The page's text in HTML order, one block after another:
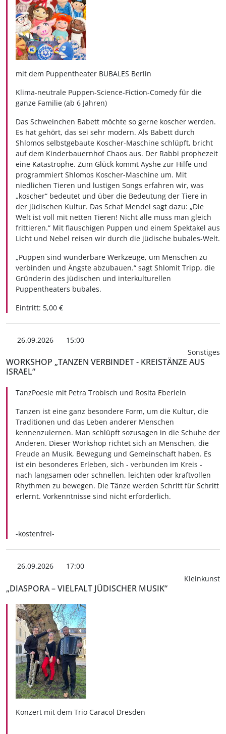
mit dem Puppentheater BUBALES Berlin
Klima-neutrale Puppen-Science-Fiction-Comedy für die
ganze Familie (ab 6 Jahren)
Das Schweinchen Babett möchte so gerne koscher werden.
Es hat gehört, das sei sehr modern. Als Babett durch
Shlomos selbstgebaute Koscher-Maschine schlüpft, bricht
auf dem Kinderbauernhof Chaos aus. Der Rabbi prophezeit
eine Katastrophe. Zum Glück kommt Ayshe zur Hilfe und
programmiert Shlomos Koscher-Maschine um. Mit
niedlichen Tieren und lustigen Songs erfahren wir, was
„koscher“ bedeutet und über die Bedeutung der Tiere in
der jüdischen Kultur. Das Schaf Mendel sagt dazu: „Die
Welt ist voll mit netten Tieren! Nicht alle muss man gleich
frittieren.“ Mit flauschigen Puppen und einem Spektakel aus
Licht und Nebel reisen wir durch die jüdische bubales-Welt.
„Puppen sind wunderbare Werkzeuge, um Menschen zu
verbinden und Ängste abzubauen.“ sagt Shlomit Tripp, die
Gründerin des jüdischen und interkulturellen
Puppentheaters bubales.
Eintritt: 5,00 €
26.09.2026
15:00
Sonstiges
WORKSHOP „TANZEN VERBINDET - KREISTÄNZE AUS
ISRAEL“
TanzPoesie mit Petra Trobisch und Rosita Eberlein
Tanzen ist eine ganz besondere Form, um die Kultur, die
Traditionen und das Leben anderer Menschen
kennenzulernen. Man schlüpft sozusagen in die Schuhe der
Anderen. Dieser Workshop richtet sich an Menschen, die
Freude an Musik, Bewegung und Gemeinschaft haben. Es
ist ein besonderes Erleben, sich - verbunden im Kreis -
nach langsamen oder schnellen, leichten oder kraftvollen
Rhythmen zu bewegen. Die Tänze werden Schritt für Schritt
erlernt. Vorkenntnisse sind nicht erforderlich.
-kostenfrei-
26.09.2026
17:00
Kleinkunst
„DIASPORA – VIELFALT JÜDISCHER MUSIK“
Konzert mit dem Trio Caracol Dresden